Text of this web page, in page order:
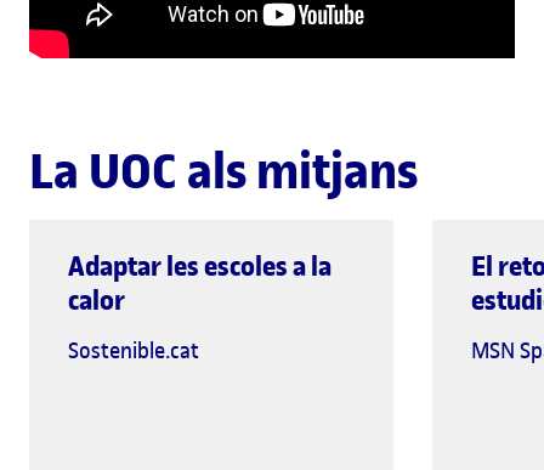
La UOC als mitjans
Adaptar les escoles a la
calorglobal.external-link
Sostenible.cat
El
MSN